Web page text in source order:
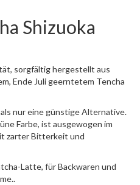
Shizuoka
sorgfältig hergestellt aus
Ende Juli geerntetem Tencha
nur eine günstige Alternative.
Farbe, ist ausgewogen im
zarter Bitterkeit und
Latte, für Backwaren und